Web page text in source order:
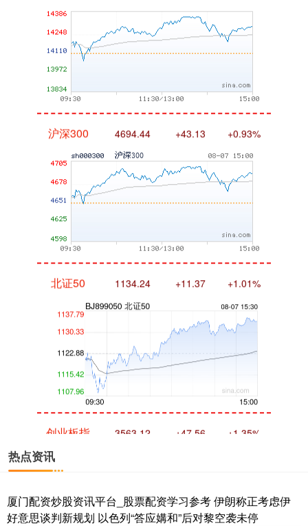
沪深300
北证50
创业板指
热点资讯
厦门配资炒股资讯平台_股票配资学习参考 伊朗称正考虑伊
好意思谈判新规划 以色列“答应媾和”后对黎空袭未停